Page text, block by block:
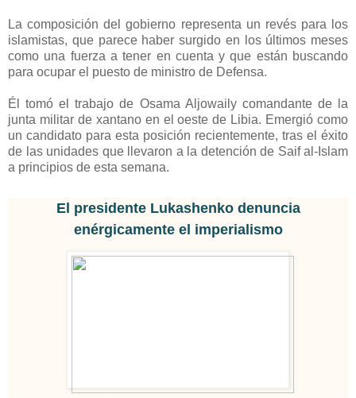
La composición del gobierno representa un revés para los
islamistas, que parece haber surgido en los últimos meses
como una fuerza a tener en cuenta y que están buscando
para ocupar el puesto de ministro de Defensa.
Él tomó el trabajo de Osama Aljowaily comandante de la
junta militar de xantano en el oeste de Libia. Emergió como
un candidato para esta posición recientemente, tras el éxito
de las unidades que llevaron a la detención de Saif al-Islam
a principios de esta semana.
El presidente Lukashenko denuncia
enérgicamente el imperialismo